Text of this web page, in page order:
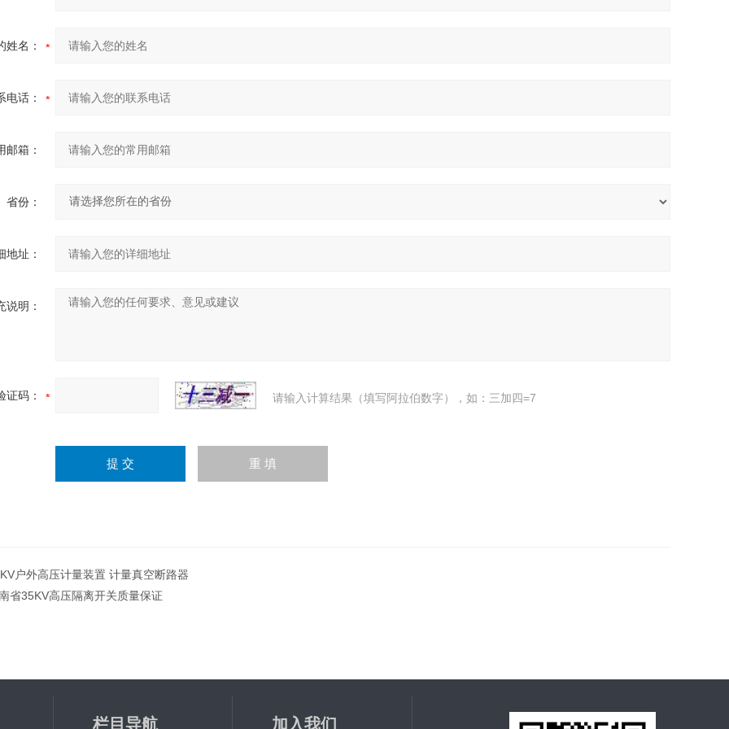
姓名：
电话：
邮箱：
省份：
地址：
说明：
证码： 请输入计算结果（填写阿拉伯数字），如：三加四=7
户外高压计量装置 计量真空断路器
省35KV高压隔离开关质量保证
栏目导航 加入我们